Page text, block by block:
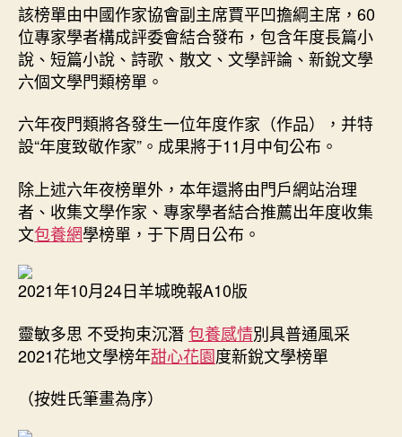
2021
花
地
進
圍
名
單
一
布〉
中
該榜單由中國作家協會副主席賈平凹擔綱主席，60
位專家學者構成評委會結合發布，包含年度長篇小
說、短篇小說、詩歌、散文、文學評論、新銳文學
六個文學門類榜單。
六年夜門類將各發生一位年度作家（作品），并特
設“年度致敬作家”。成果將于11月中旬公布。
除上述六年夜榜單外，本年還將由門戶網站治理
者、收集文學作家、專家學者結合推薦出年度收集
文包養網學榜單，于下周日公布。
2021年10月24日羊城晚報A10版
靈敏多思 不受拘束沉潛包養感情別具普通風采
2021花地文學榜年甜心花園度新銳文學榜單
（按姓氏筆畫為序）